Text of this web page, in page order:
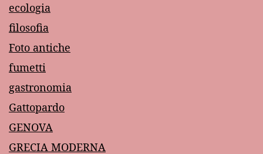
ecologia
filosofia
Foto antiche
fumetti
gastronomia
Gattopardo
GENOVA
GRECIA MODERNA